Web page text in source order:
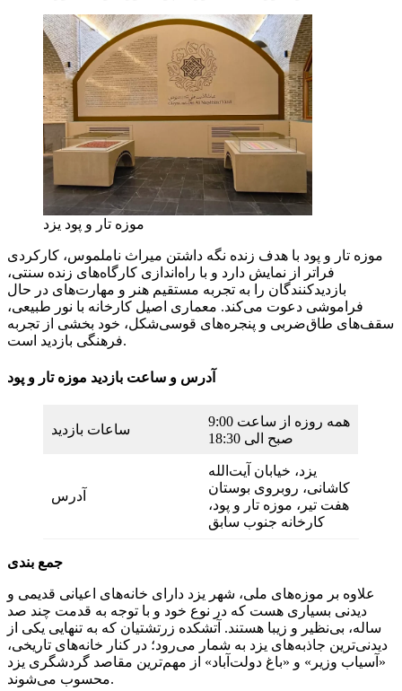
موزه تار و پود یزد
موزه تار و پود با هدف زنده‌ نگه داشتن میراث ناملموس، کارکردی
فراتر از نمایش دارد و با راه‌اندازی کارگاه‌های زنده‌ سنتی،
بازدیدکنندگان را به تجربه مستقیم هنر و مهارت‌های در حال
فراموشی دعوت می‌کند. معماری اصیل کارخانه با نور طبیعی،
سقف‌های طاق‌ضربی و پنجره‌های قوسی‌شکل، خود بخشی از تجربه
فرهنگی بازدید است.
آدرس و ساعت بازدید موزه تار و پود
ساعات بازدید
همه روزه از ساعت 9:00
صبح الی 18:30
آدرس
یزد، خیابان آیت‌الله
کاشانی، روبروی بوستان
هفت تیر، موزه تار و پود،
کارخانه جنوب سابق
جمع بندی
علاوه بر موزه‌های ملی، شهر یزد دارای خانه‌های اعیانی قدیمی و
دیدنی بسیاری هست که در نوع خود و با توجه به قدمت چند صد
ساله، بی‌نظیر و زیبا هستند. آتشکده زرتشتیان که به تنهایی یکی از
دیدنی‌ترین جاذبه‌های یزد به شمار می‌رود؛ در کنار خانه‌های تاریخی،
«آسیاب وزیر» و «باغ دولت‌آباد» از مهم‌ترین مقاصد گردشگری یزد
محسوب می‌شوند.